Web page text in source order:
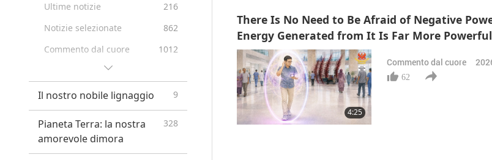
Ultime notizie
216
Notizie selezionate
862
Commento dal cuore
1012
Suggerimenti Utili
Il nostro nobile lignaggio 9
Pianeta Terra: la nostra
amorevole dimora
328
There Is No Need to Be Afraid of Negative
Energy Generated from It Is Far More
4:25
Commento dal cuore
62